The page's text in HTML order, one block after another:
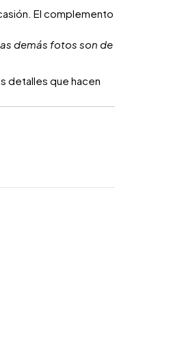
El complemento
demás fotos son de
detalles que hacen